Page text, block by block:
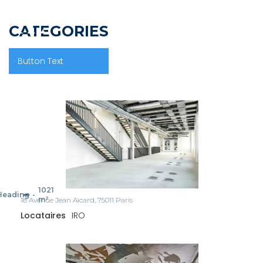
CATEGORIES
Button Text
-
1021
m²
18 Avenue Jean Aicard, 75011 Paris
Locataires IRO